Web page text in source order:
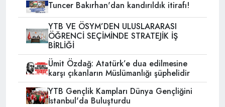
Tuncer Bakırhan'dan kandırıldık itirafı!
YTB VE ÖSYM’DEN ULUSLARARASI
ÖĞRENCİ SEÇİMİNDE STRATEJİK İŞ
BİRLİĞİ
Ümit Özdağ: Atatürk’e dua edilmesine
karşı çıkanların Müslümanlığı şüphelidir
YTB Gençlik Kampları Dünya Gençliğini
İstanbul'da Buluşturdu